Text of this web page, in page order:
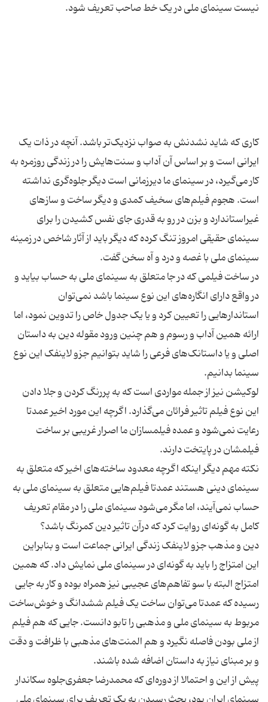
کاری که شاید نشدنش به صواب نزدیک‌تر باشد. آنچه در ذات یک
ایرانی است و بر اساس آن آداب و سنت‌هایش را در زندگی روزمره به
کار می‌گیرد، در سینمای ما دیرزمانی است دیگر جلوه‌گری نداشته
است. هجوم فیلم‌های سخیف کمدی و دیگر ساخت و سازهای
غیر‌استاندارد و بزن‌ در ‌رو به قدری جای نفس کشیدن را برای
سینمای حقیقی امروز تنگ کرده که دیگر باید از آثار شاخص در زمینه
در ساخت فیلمی که در جا متعلق به سینمای ملی به حساب بیاید و
در واقع دارای انگاره‌های این نوع سینما باشد نمی‌توان
استاندارهایی را تعیین کرد و یا یک جدول خاص را تدوین نمود، اما
ارائه همین آداب و رسوم و هم چنین ورود مقوله دین به داستان
اصلی و یا داستانک‌های فرعی را شاید بتوانیم جزو لاینفک این نوع
لوکیشن نیز از جمله مواردی است که به پررنگ کردن و جلا دادن
این نوع فیلم تاثیر فرائان می‌گذارد. اگرچه این مورد اخیر عمدتا
رعایت نمی‌شود و عمده فیلمسازان ما اصرار غریبی بر ساخت
نکته مهم دیگر اینکه اگرچه معدود ساخته‌های اخیر که متعلق به
سینمای دینی هستند عمدتا فیلم‌هایی متعلق به سینمای ملی به
حساب نمی‌آیند، اما مگر می‌شود سینمای ملی را در مقام تعریف
دین و مذهب جزو لاینفک زندگی ایرانی جماعت است و بنابراین
این امتزاج را باید به گونه‌ای در سینمای ملی نمایش داد. که همین
امتزاج البته با سو تفاهم‌های عجیبی نیز همراه بوده و کار به جایی
رسیده که عمدتا می‌توان ساخت یک فیلم ششدانگ و خوش‌ساخت
مربوط به سینمای ملی و مذهبی را تابو دانست. جایی که هم فیلم
از ملی بودن فاصله نگیرد و هم المنت‌های مذهبی با ظرافت و دقت
پیش از این و احتمالا از دوره‌ای که محمدرضا جعفری‌جلوه سکاندار